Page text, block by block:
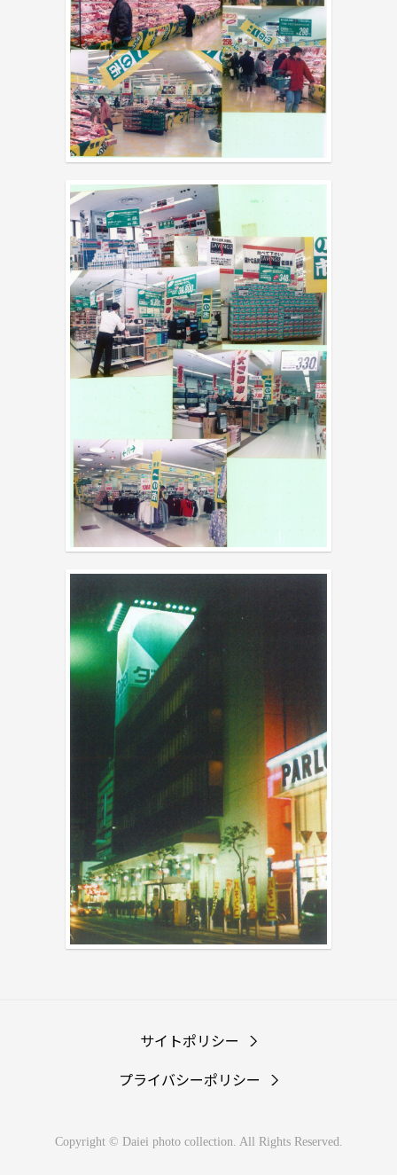
サイトポリシー
プライバシーポリシー
Copyright © Daiei photo collection. All Rights Reserved.